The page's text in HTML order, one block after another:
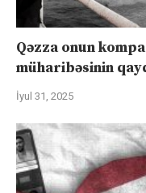
Qəzza onun
müharibəsinin
İyul 31, 2025